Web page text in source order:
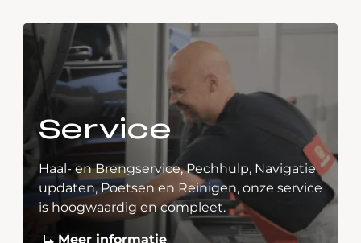
Service
Haal- en Brengservice, Pechhulp, Navigatie
updaten, Poetsen en Reinigen, onze service
is hoogwaardig en compleet.
Meer informatie